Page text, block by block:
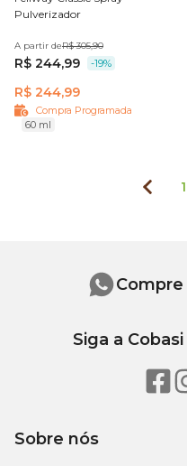
Pulverizador
A partir deR$ 305,90
R$ 244,99 -19%
R$ 244,99
Compra Programada
60 ml
1
Sobre nós
Siga a